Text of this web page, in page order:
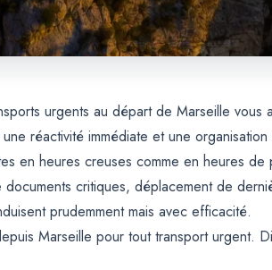
urgents au départ de Marseille
réactivité immédiate et une
en heures creuses comme en heures de
critiques, déplacement de
prudemment mais avec efficacité.
Marseille pour tout transport urgent.